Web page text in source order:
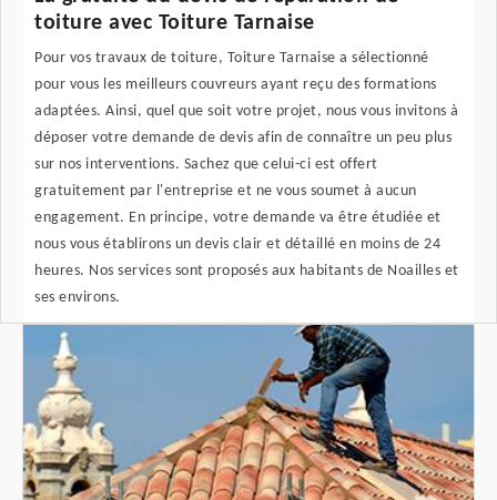
toiture avec Toiture Tarnaise
Pour vos travaux de toiture, Toiture Tarnaise a sélectionné
pour vous les meilleurs couvreurs ayant reçu des formations
adaptées. Ainsi, quel que soit votre projet, nous vous invitons à
déposer votre demande de devis afin de connaître un peu plus
sur nos interventions. Sachez que celui-ci est offert
gratuitement par l'entreprise et ne vous soumet à aucun
engagement. En principe, votre demande va être étudiée et
nous vous établirons un devis clair et détaillé en moins de 24
heures. Nos services sont proposés aux habitants de Noailles et
ses environs.